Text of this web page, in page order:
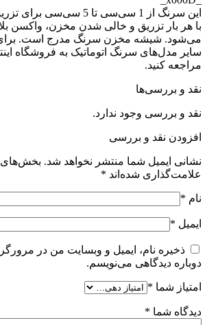
این سرنگ از 1 سی‌سی تا 5
با هر بار تزریق و خالی شدن مخزن، واکسن
می‌شود. شیشه مخزن سرنگ مدرج است.
سایر مدل‌های سرنگ اتوماتیک به فروشگاه
مراجعه کنید.
نقد و بررسی‌ها
نقد و بررسی وجود ندارد.
افزودن نقد و بررسی
نشانی ایمیل شما منتشر نخواهد شد. بخش‌های
علامت‌گذاری شده‌اند *
نام *
ایمیل *
ذخیره نام، ایمیل و وبسایت من در
دوباره دیدگاهی می‌نویسم.
امتیاز شما *
دیدگاه شما *